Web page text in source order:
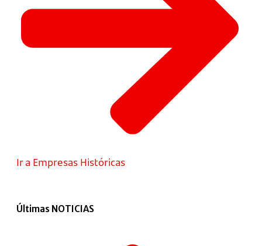
Ir a Empresas Históricas
Últimas NOTICIAS